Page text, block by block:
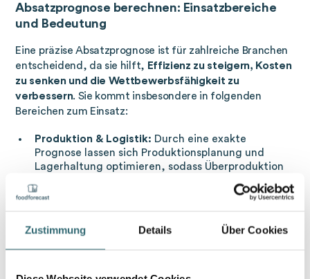
Zustimmung Details Über Cookies
Absatzprognose berechnen: Einsatzbereiche
und Bedeutung
Eine präzise Absatzprognose ist für zahlreiche Branchen
entscheidend, da sie hilft, Effizienz zu steigern, Kosten
zu senken und die Wettbewerbsfähigkeit zu
verbessern. Sie kommt insbesondere in folgenden
Bereichen zum Einsatz:
Produktion & Logistik: Durch eine exakte
Prognose lassen sich Produktionsplanung und
Lagerhaltung optimieren, sodass Überproduktion
und Überbestände vermieden und die Lieferkette
effizienter gestaltet wird.
gezielter angepasst und Marketingkampagnen
effektiver gestaltet werden.